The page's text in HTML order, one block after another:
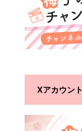
Xアカウント